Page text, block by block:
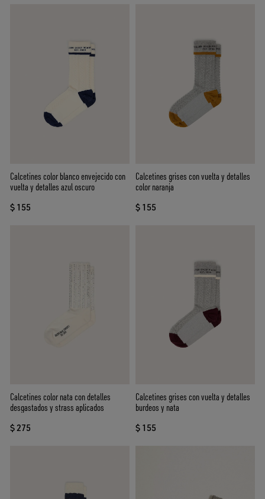
Calcetines color blanco envejecido con
vuelta y detalles azul oscuro
$ 155
Calcetines grises con vuelta y detalles
color naranja
$ 155
Calcetines color nata con detalles
desgastados y strass aplicados
$ 275
Calcetines grises con vuelta y detalles
burdeos y nata
$ 155